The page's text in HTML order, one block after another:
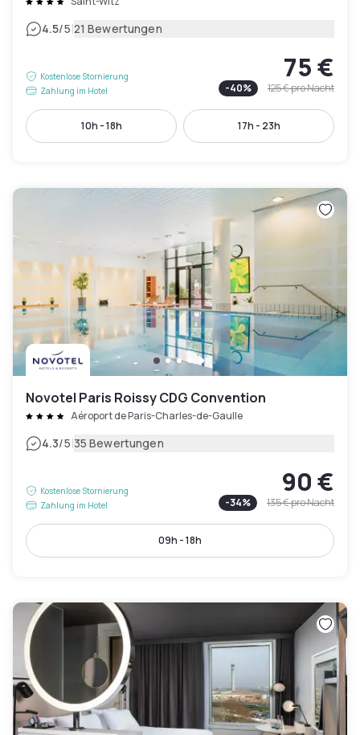
4.5/5|21 Bewertungen
Kostenlose Stornierung
Zahlung im Hotel
75 €
-40% 125 €pro Nacht
10h - 18h 17h - 23h
Novotel Paris Roissy CDG Convention
Aéroport de Paris-Charles-de-Gaulle
4.3/5|35 Bewertungen
Kostenlose Stornierung
Zahlung im Hotel
90 €
-34% 135 €pro Nacht
09h - 18h